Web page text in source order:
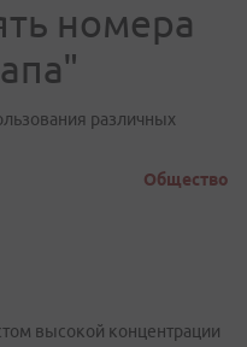
номера
различных
Общество
высокой концентрации